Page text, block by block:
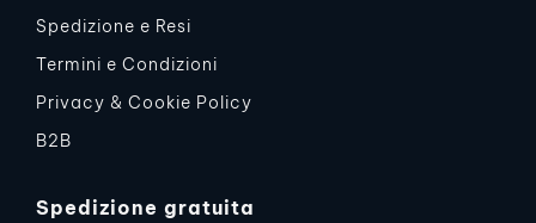
Spedizione e Resi
Termini e Condizioni
Privacy & Cookie Policy
B2B
Spedizione gratuita